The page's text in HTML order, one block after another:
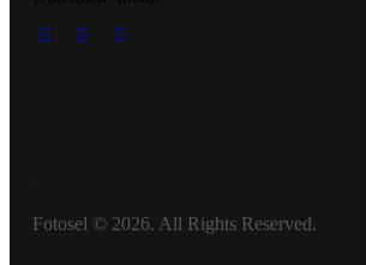
Fotosel © 2026. All Rights